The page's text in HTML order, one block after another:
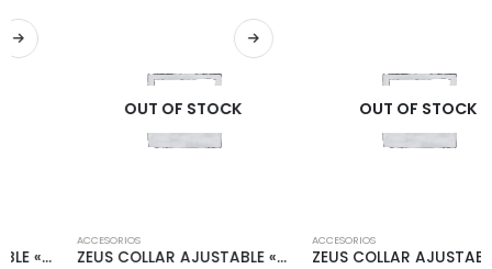
OUT OF STOCK
ACCESORIOS
ZEUS COLLAR AJUSTABLE «M» ROJO
OUT OF STOCK
ACCESORIOS
ZEUS COLLAR AJUSTABLE «M» CORAL